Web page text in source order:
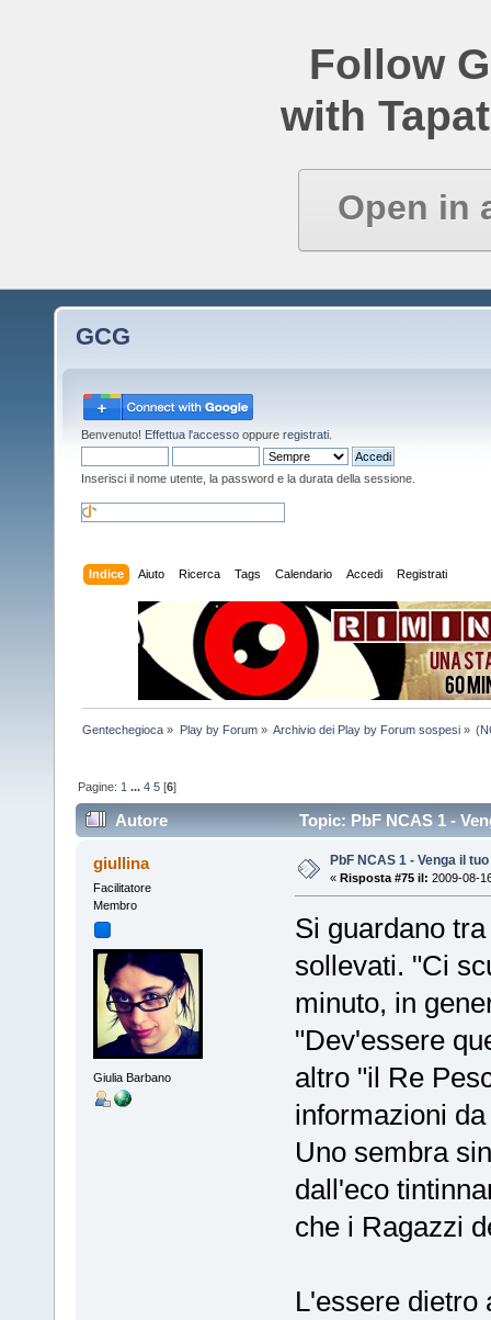
Follow
with
Open in
GCG
Benvenuto! Effettua l'accesso oppure registrati
Inserisci il nome utente, la password e la durata della sessione.
Indice Aiuto Ricerca Tags Calendario Accedi Registrati
Gentechegioca » Play by Forum» Archivio dei Play by Forum sospesi»
Pagine: 1 ...4 5 [6]
Autore Topic: PbF NCAS 1 -
giullina
Facilitatore
Membro
Giulia Barbano
PbF NCAS 1 - Venga il
« Risposta #75 il: 2009-08-
Si guardano
sollevati. "Ci
minuto, in
"Dev'essere
altro "il Re
informazioni
Uno sembra
dall'eco
che i Ragazzi
L'essere dietro